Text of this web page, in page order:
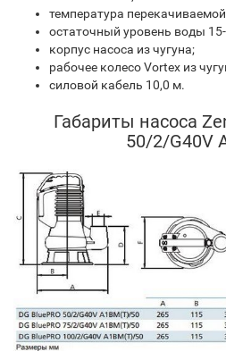
температура
остаточный уровень воды
корпус насоса из чугуна;
рабочее колесо Vortex из
силовой кабель 10,0 м.
Габариты насоса
50/2/G40V